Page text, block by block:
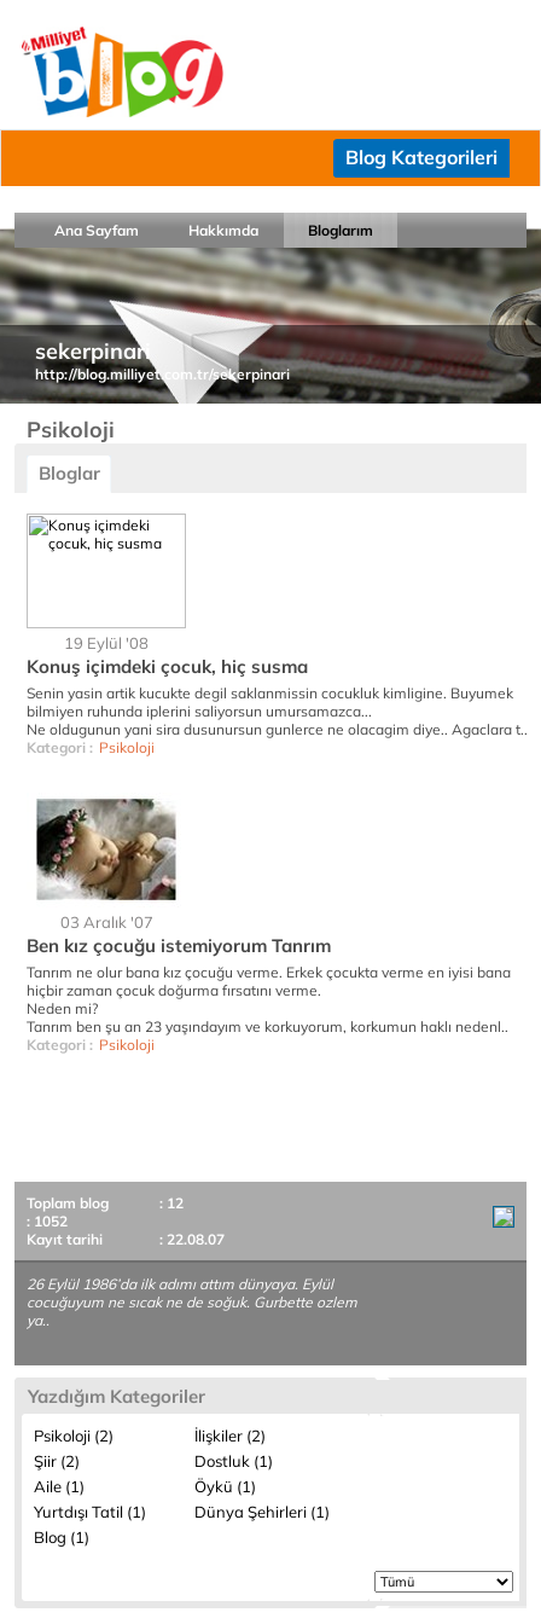
Blog Kategorileri
Ana Sayfam Hakkımda Bloglarım
sekerpinari
http://blog.milliyet.com.tr/sekerpinari
Psikoloji
Bloglar
19 Eylül '08
Konuş içimdeki çocuk, hiç susma
Senin yasin artik kucukte degil saklanmissin cocukluk kimligine. Buyumek
bilmiyen ruhunda iplerini saliyorsun umursamazca...
Ne oldugunun yani sira dusunursun gunlerce ne olacagim diye.. Agaclara t..
Kategori : Psikoloji
03 Aralık '07
Ben kız çocuğu istemiyorum Tanrım
Tanrım ne olur bana kız çocuğu verme. Erkek çocukta verme en iyisi bana
hiçbir zaman çocuk doğurma fırsatını verme.
Neden mi?
Tanrım ben şu an 23 yaşındayım ve korkuyorum, korkumun haklı nedenl..
Kategori : Psikoloji
Toplam blog
: 12
: 1052
Kayıt tarihi
: 22.08.07
26 Eylül 1986’da ilk adımı attım dünyaya. Eylül
cocuğuyum ne sıcak ne de soğuk. Gurbette ozlem
ya..
Yazdığım Kategoriler
Psikoloji (2)
İlişkiler (2)
Şiir (2)
Dostluk (1)
Aile (1)
Öykü (1)
Yurtdışı Tatil (1)
Dünya Şehirleri (1)
Blog (1)